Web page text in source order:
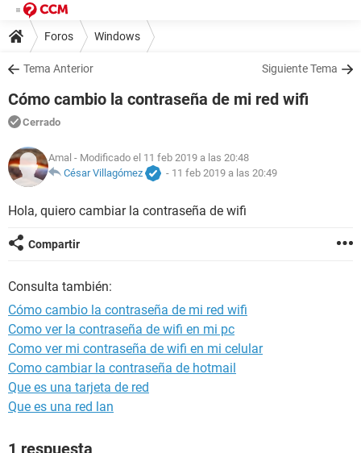
Foros Windows
Tema Anterior Siguiente Tema
Cómo cambio la contraseña de mi red wifi
Cerrado
Amal - Modificado el 11 feb 2019 a las 20:48
César Villagómez
- 11 feb 2019 a las 20:49
Hola, quiero cambiar la contraseña de wifi
Compartir
Consulta también:
Cómo cambio la contraseña de mi red wifi
Como ver la contraseña de wifi en mi pc
Como ver mi contraseña de wifi en mi celular
Como cambiar la contraseña de hotmail
Que es una tarjeta de red
Que es una red lan
1 respuesta